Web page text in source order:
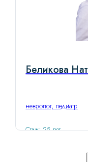
Беликова
невролог, педиатр
Стаж: 25 лет